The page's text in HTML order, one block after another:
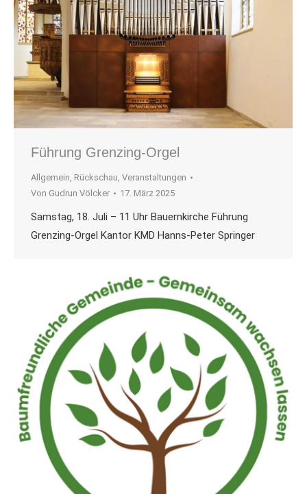
Führung Grenzing-Orgel
Allgemein, Rückschau, Veranstaltungen
Von Gudrun Völcker 17. März 2025
Samstag, 18. Juli – 11 Uhr Bauernkirche Führung
Grenzing-Orgel Kantor KMD Hanns-Peter Springer